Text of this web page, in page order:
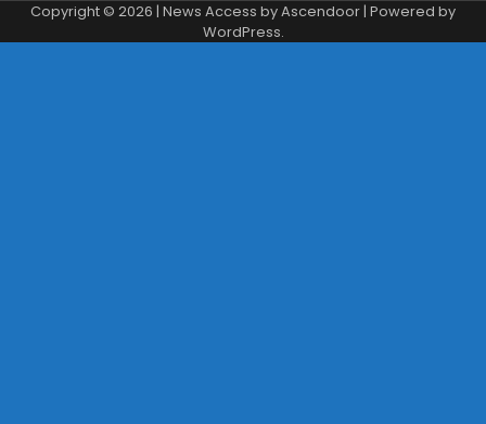
Copyright © 2026 | News Access byAscendoor | Powered by
WordPress.